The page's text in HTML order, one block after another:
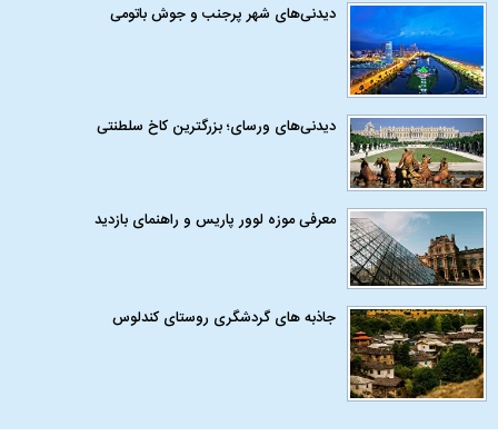
دیدنی‌های شهر پرجنب و جوش باتومی
دیدنی‌های ورسای؛ بزرگترین کاخ سلطنتی
معرفی موزه لوور پاریس و راهنمای بازدید
جاذبه های گردشگری روستای کندلوس